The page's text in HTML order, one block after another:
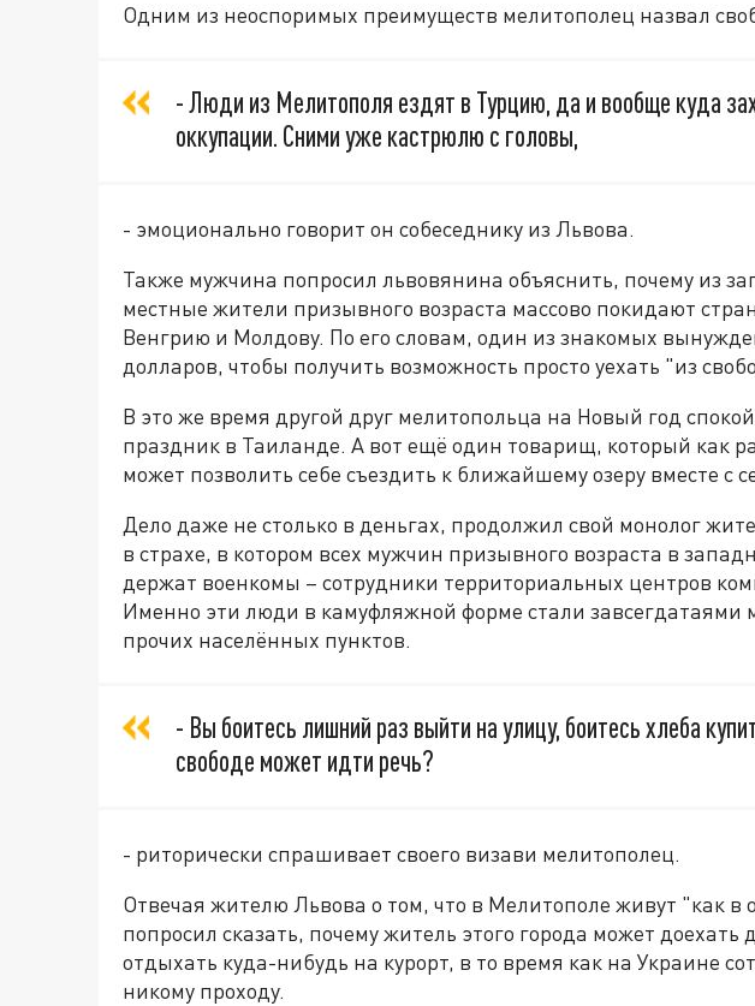
Одним из неоспоримых преимуществ мелитополец назвал
- Люди из Мелитополя ездят в Турцию, да и вообще куда
оккупации. Сними уже кастрюлю с головы,
- эмоционально говорит он собеседнику из Львова.
Также мужчина попросил львовянина объяснить, почему из
местные жители призывного возраста массово покидают
Венгрию и Молдову. По его словам, один из знакомых
долларов, чтобы получить возможность просто уехать "из
В это же время другой друг мелитопольца на Новый год
праздник в Таиланде. А вот ещё один товарищ, который как
может позволить себе съездить к ближайшему озеру вместе с
Дело даже не столько в деньгах, продолжил свой монолог
в страхе, в котором всех мужчин призывного возраста в
держат военкомы – сотрудники территориальных центров
Именно эти люди в камуфляжной форме стали завсегдатаями
прочих населённых пунктов.
- Вы боитесь лишний раз выйти на улицу, боитесь хлеба
свободе может идти речь?
- риторически спрашивает своего визави мелитополец.
Отвечая жителю Львова о том, что в Мелитополе живут "как в
попросил сказать, почему житель этого города может доехать
отдыхать куда-нибудь на курорт, в то время как на Украине
никому проходу.